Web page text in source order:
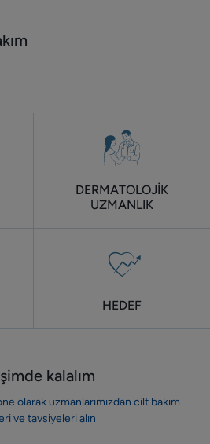
DERMATOLOJİK
UZMANLIK
HEDEF
kalalım
olarak uzmanlarımızdan cilt bakım
ve tavsiyeleri alın